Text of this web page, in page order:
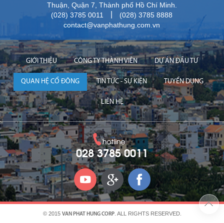
Thuận, Quận 7, Thành phố Hồ Chí Minh.
(028) 3785 0011
(028) 3785 8888
contact@vanphathung.com.vn
GIỚI THIỆU CÔNG TY THÀNH VIÊN DỰ ÁN ĐẦU TƯ
QUAN HỆ CỔ ĐÔNG TIN TỨC - SỰ KIỆN TUYỂN DỤNG
LIÊN HỆ
028 3785 0011
© 2015 VAN PHAT HUNG CORP. ALL RIGHTS RESERVED.